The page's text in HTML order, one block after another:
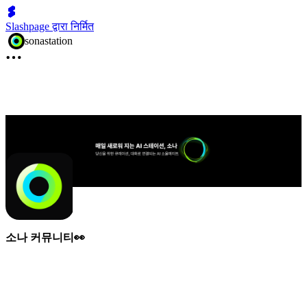
Slashpage द्वारा निर्मित
sonastation
소나 커뮤니티👀